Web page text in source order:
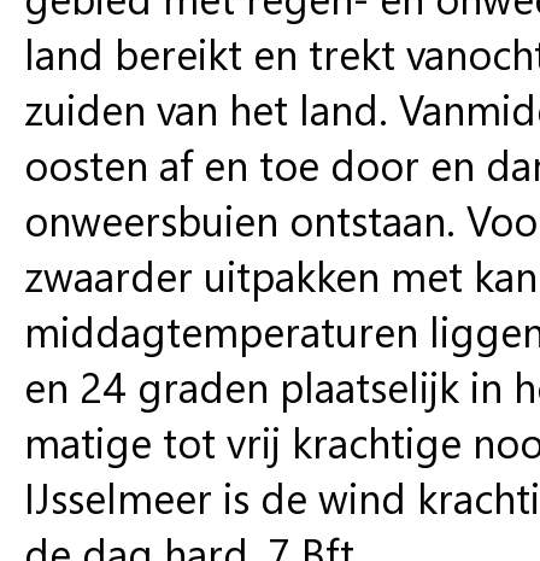
land bereikt en trekt
zuiden van het land.
oosten af en toe door en
onweersbuien ontstaan.
zwaarder uitpakken met
middagtemperaturen
en 24 graden plaatselijk in
matige tot vrij krachtige
IJsselmeer is de wind